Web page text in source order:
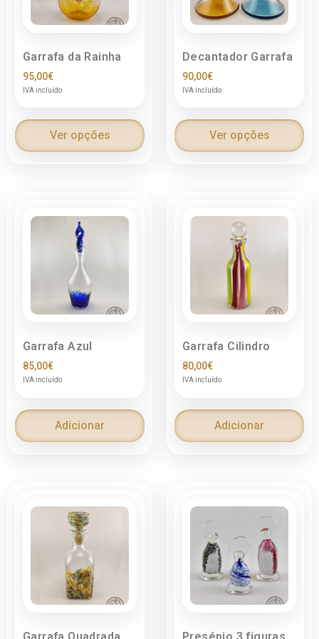
Garrafa da Rainha
95,00€
IVA incluído
Ver opções
Decantador Garrafa
90,00€
IVA incluído
Ver opções
Garrafa Azul
85,00€
IVA incluído
Adicionar
Garrafa Cilindro
80,00€
IVA incluído
Adicionar